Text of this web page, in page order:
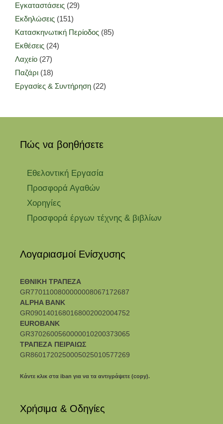
Εγκαταστάσεις (29)
Εκδηλώσεις (151)
Κατασκηνωτική Περίοδος (85)
Εκθέσεις (24)
Λαχείο (27)
Παζάρι (18)
Εργασίες & Συντήρηση (22)
Πώς να βοηθήσετε
Εθελοντική Εργασία
Προσφορά Αγαθών
Χορηγίες
Προσφορά έργων τέχνης & βιβλίων
Λογαριασμοί Ενίσχυσης
ΕΘΝΙΚΗ ΤΡΑΠΕΖΑ
GR7701100800000008067172687
ALPHA BANK
GR0901401680168002002004752
EUROBANK
GR3702600560000010200373065
ΤΡΑΠΕΖΑ ΠΕΙΡΑΙΩΣ
GR8601720250005025010577269
Κάντε κλικ στα iban για να τα αντιγράψετε (copy).
Χρήσιμα & Οδηγίες